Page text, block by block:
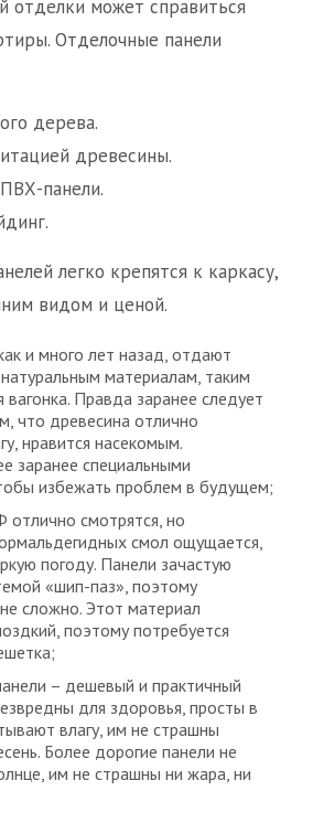
отделки может справиться
Отделочные панели
дерева.
древесины.
панели.
легко крепятся к каркасу,
видом и ценой.
и много лет назад, отдают
материалам, таким
вагонка. Правда заранее следует
что древесина отлично
нравится насекомым.
заранее специальными
избежать проблем в будущем;
смотрятся, но
смол ощущается,
погоду. Панели зачастую
«шип-паз», поэтому
сложно. Этот материал
поэтому потребуется
– дешевый и практичный
для здоровья, просты в
влагу, им не страшны
Более дорогие панели не
им не страшны ни жара, ни